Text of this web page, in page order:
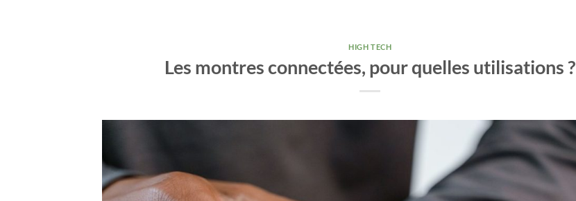
HIGH TECH
Les montres connectées, pour quelles utilisations ?